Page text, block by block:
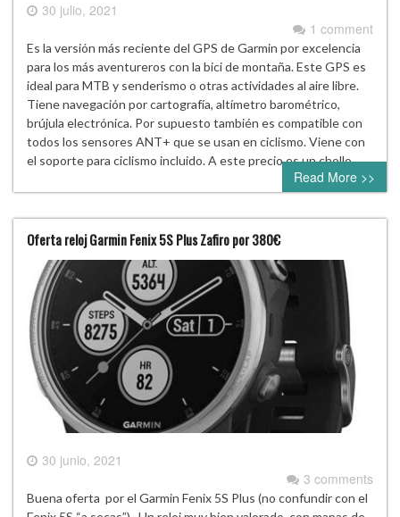
30 julio, 2021
1 comment
Es la versión más reciente del GPS de Garmin por excelencia
para los más aventureros con la bici de montaña. Este GPS es
ideal para MTB y senderismo o otras actividades al aire libre.
Tiene navegación por cartografía, altímetro barométrico,
brújula electrónica. Por supuesto también es compatible con
todos los sensores ANT+ que se usan en ciclismo. Viene con
el soporte para ciclismo incluido. A este precio es un chollo….
Read More >>
Oferta reloj Garmin Fenix 5S Plus Zafiro por 380€
30 junio, 2021
3 comments
Buena oferta por el Garmin Fenix 5S Plus (no confundir con el